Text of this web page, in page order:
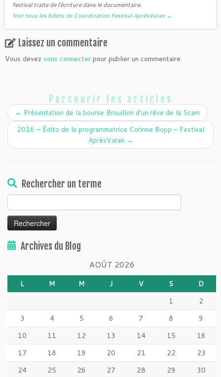
festival traite de l'écriture dans le documentaire.
Voir tous les billets de Coordination Festival AprèsVaran →
Laissez un commentaire
Vous devez vous connecter pour publier un commentaire.
Parcourir les articles
← Présentation de la bourse Brouillon d’un rêve de la Scam
2016 – Édito de la programmatrice Corinne Bopp – Festival
AprèsVaran →
Rechercher un terme
Archives du Blog
AOÛT 2026
L M M J V S
D
1
2
3
4 5 6 7 8
9
10
11 12 13 14 15
16
17
18 19 20 21 22
23
24
25 26 27 28 29 30